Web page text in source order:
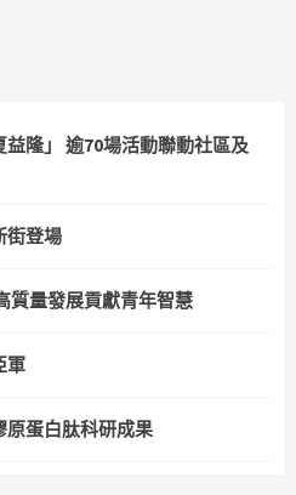
隆」 逾70場活動聯動社區及
街登場
質量發展貢獻青年智慧
軍
原蛋白肽科研成果